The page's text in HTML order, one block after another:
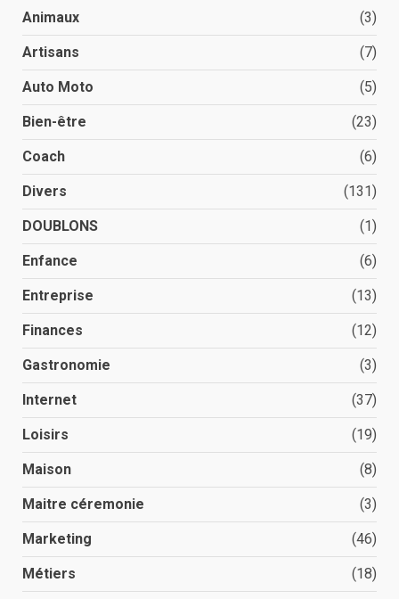
Animaux (3)
Artisans (7)
Auto Moto (5)
Bien-être (23)
Coach (6)
Divers (131)
DOUBLONS (1)
Enfance (6)
Entreprise (13)
Finances (12)
Gastronomie (3)
Internet (37)
Loisirs (19)
Maison (8)
Maitre céremonie (3)
Marketing (46)
Métiers (18)